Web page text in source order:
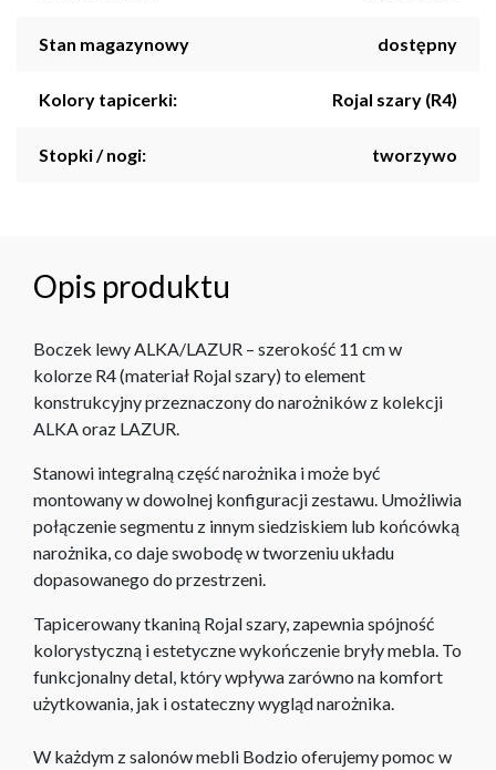
Stan magazynowy dostępny
Kolory tapicerki: Rojal szary (R4)
Stopki / nogi: tworzywo
Opis produktu
Boczek lewy ALKA/LAZUR – szerokość 11 cm w
kolorze R4 (materiał Rojal szary) to element
konstrukcyjny przeznaczony do narożników z kolekcji
ALKA oraz LAZUR.
Stanowi integralną część narożnika i może być
montowany w dowolnej konfiguracji zestawu. Umożliwia
połączenie segmentu z innym siedziskiem lub końcówką
narożnika, co daje swobodę w tworzeniu układu
dopasowanego do przestrzeni.
Tapicerowany tkaniną Rojal szary, zapewnia spójność
kolorystyczną i estetyczne wykończenie bryły mebla. To
funkcjonalny detal, który wpływa zarówno na komfort
użytkowania, jak i ostateczny wygląd narożnika.
W każdym z salonów mebli Bodzio oferujemy pomoc w